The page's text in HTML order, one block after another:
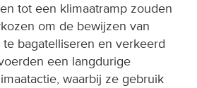
tot een klimaatramp zouden
om de bewijzen van
bagatelliseren en verkeerd
een langdurige
waarbij ze gebruik